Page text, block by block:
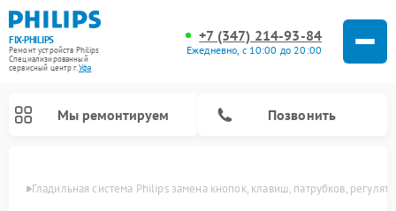
FIX-PHILIPS
Ремонт устройств Philips
Специализированный
cервисный центр г.Уфа
+7 (347) 214-93-84
Ежедневно, с 10:00 до 20:00
Мы ремонтируем Позвонить
Гладильная система Philips замена кнопок, клавиш, патрубков,